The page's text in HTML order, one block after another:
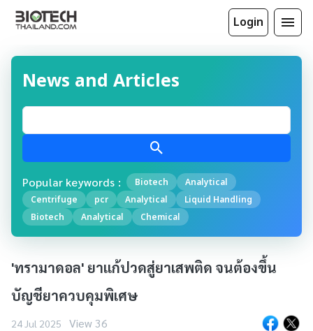
Login
News and Articles
Popular keywords : Biotech
Analytical
Centrifuge
pcr Analytical
Liquid Handling
Biotech
Analytical Chemical
'ทรามาดอล' ยาแก้ปวดสู่ยาเสพติด จนต้องขึ้น
บัญชียาควบคุมพิเศษ
24 Jul 2025 View 36